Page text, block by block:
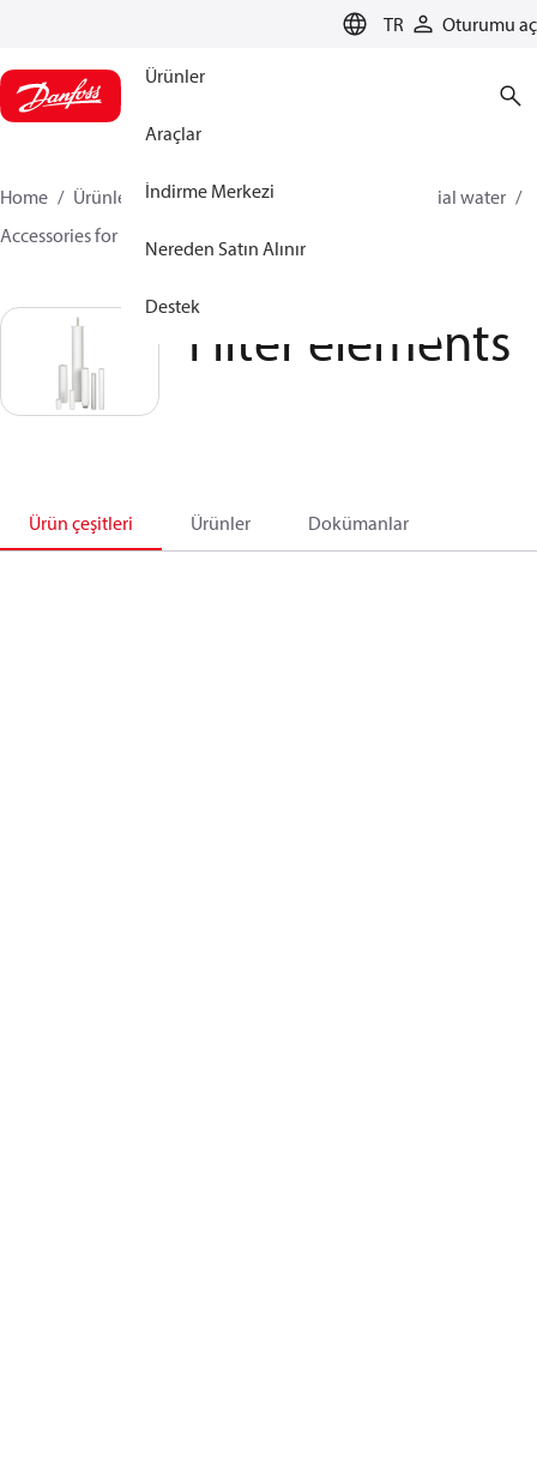
TR Oturumu aç
Ürünler
Araçlar
İndirme Merkezi
Nereden Satın Alınır
Destek
Home Ürünler Yüksek Basınç Pompaları
Industrial water
Accessories for industrial water
Filter elements
Ürün çeşitleri Ürünler Dokümanlar